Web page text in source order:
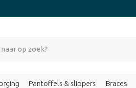
Pantoffels & slippers Braces